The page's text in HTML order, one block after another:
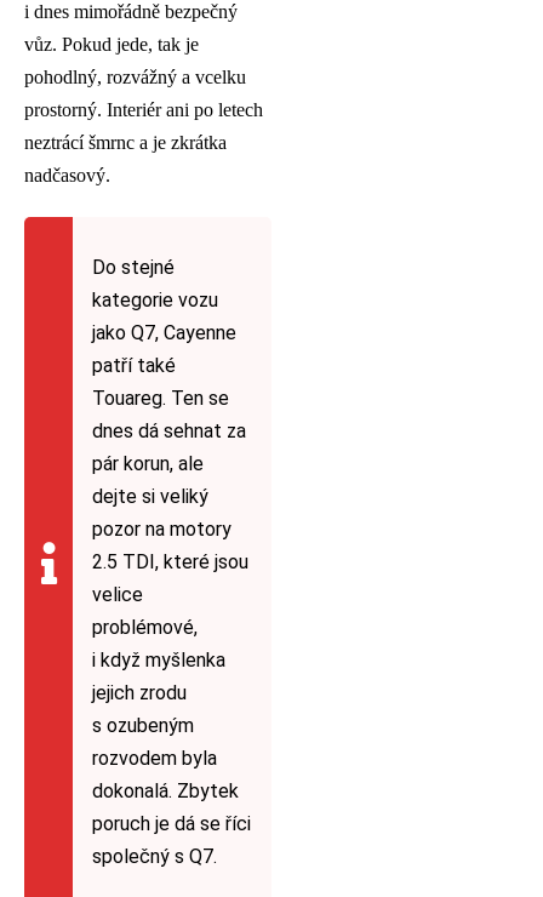
i dnes mimořádně bezpečný
vůz. Pokud jede, tak je
pohodlný, rozvážný a vcelku
prostorný. Interiér ani po letech
neztrácí šmrnc a je zkrátka
nadčasový.
Do stejné
kategorie vozu
jako Q7, Cayenne
patří také
Touareg. Ten se
dnes dá sehnat za
pár korun, ale
dejte si veliký
pozor na motory
2.5 TDI, které jsou
velice
problémové,
i když myšlenka
jejich zrodu
s ozubeným
rozvodem byla
dokonalá. Zbytek
poruch je dá se říci
společný s Q7.